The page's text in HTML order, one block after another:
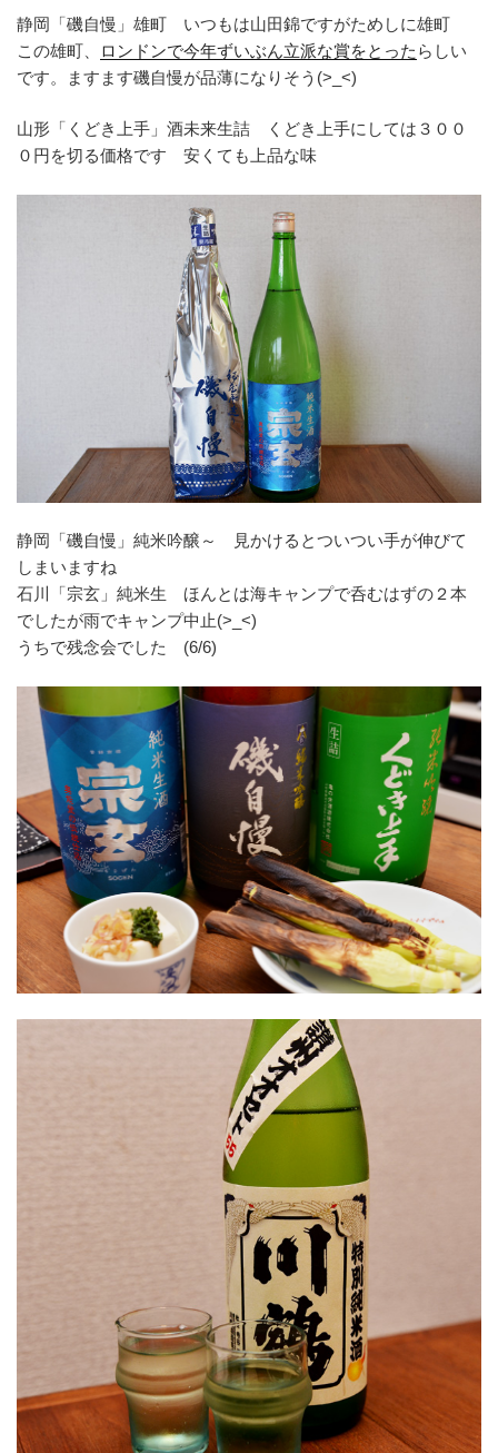
静岡「磯自慢」雄町 いつもは山田錦ですがためしに雄町
この雄町、
ロンドンで今年ずいぶん立派な賞をとった らしい
です。ますます磯自慢が品薄になりそう(>_<)
山形「くどき上手」酒未来生詰 くどき上手にしては３００
０円を切る価格です 安くても上品な味
静岡「磯自慢」純米吟醸～ 見かけるとついつい手が伸びて
しまいますね
石川「宗玄」純米生 ほんとは海キャンプで呑むはずの２本
でしたが雨でキャンプ中止(>_<)
うちで残念会でした (6/6)